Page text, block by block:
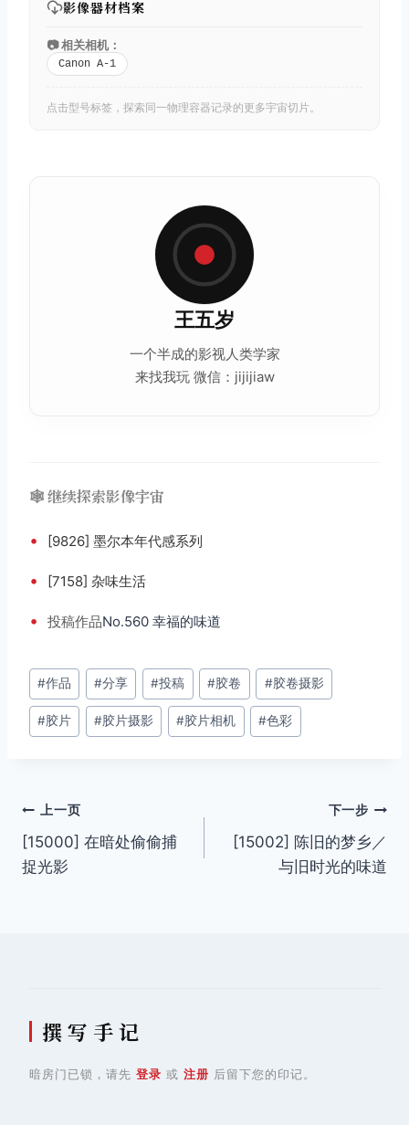
影像器材档案
📷 相关相机：
Canon A-1
点击型号标签，探索同一物理容器记录的更多宇宙切片。
王五岁
一个半成的影视人类学家
来找我玩 微信：jijijiaw
🕸️ 继续探索影像宇宙
• [9826] 墨尔本年代感系列
• [7158] 杂味生活
• 投稿作品No.560 幸福的味道
文
章
标
#作品 #分享 #投稿 #胶卷 #胶卷摄影
#胶片 #胶片摄影 #胶片相机 #色彩
文
章
上一页
[15000] 在暗处偷偷捕
捉光影
下一步
[15002] 陈旧的梦乡／
与旧时光的味道
撰 写 手 记
暗房门已锁，请先 登录 或 注册 后留下您的印记。